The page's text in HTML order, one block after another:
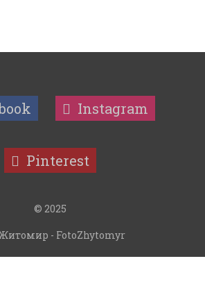
Instagram
Pinterest
© 2025
- FotoZhytomyr